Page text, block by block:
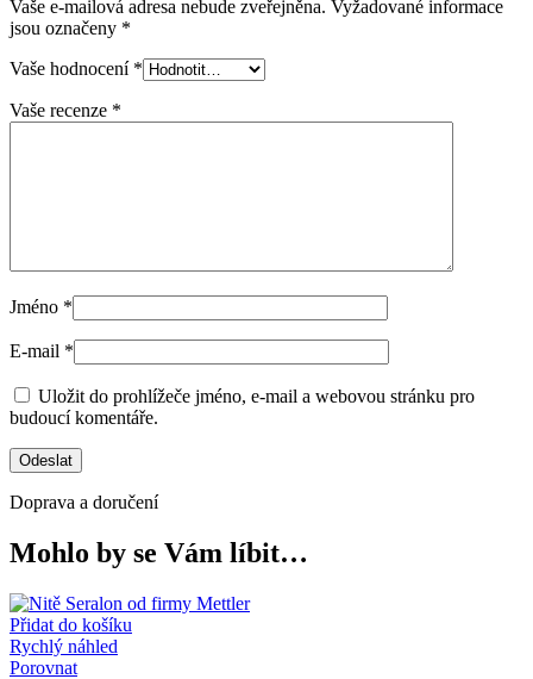
Vaše e-mailová adresa nebude zveřejněna. Vyžadované informace
jsou označeny *
Vaše hodnocení *
Vaše recenze *
Jméno *
E-mail *
Uložit do prohlížeče jméno, e-mail a webovou stránku pro
budoucí komentáře.
Doprava a doručení
Mohlo by se Vám líbit…
Přidat do košíku
Rychlý náhled
Porovnat